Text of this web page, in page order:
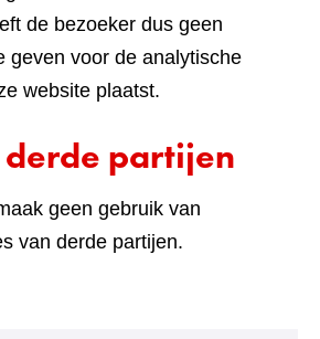
de bezoeker dus geen
geven voor de analytische
website plaatst.
derde partijen
geen gebruik van
van derde partijen.